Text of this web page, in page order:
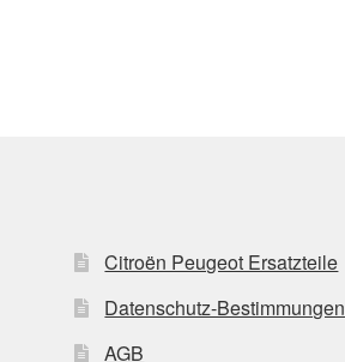
Citroën Peugeot Ersatzteile
Datenschutz-Bestimmungen
AGB